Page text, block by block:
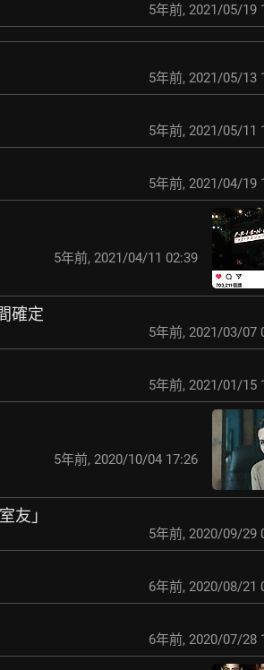
5年前, 2021/05/19
5年前, 2021/05/13
5年前, 2021/05/11
5年前, 2021/04/19
5年前, 2021/04/11 02:39
確定
5年前, 2021/03/07
5年前, 2021/01/15
5年前, 2020/10/04 17:26
友」
5年前, 2020/09/29
6年前, 2020/08/21
6年前, 2020/07/28